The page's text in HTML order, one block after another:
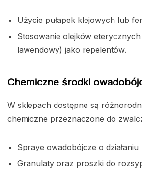
Użycie pułapek klejowych lub
Stosowanie olejków
lawendowy) jako repelentów.
Chemiczne środki
W sklepach dostępne są
chemiczne przeznaczone do
Spraye owadobójcze o
Granulaty oraz proszki do